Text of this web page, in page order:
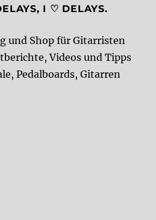
I ♡ DELAYS.
und Shop für Gitarristen
Videos und Tipps
Pedalboards, Gitarren